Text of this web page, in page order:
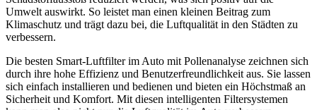
Umwelt auswirkt. So leistet man einen kleinen Beitrag zum
Klimaschutz und trägt dazu bei, die Luftqualität in den Städten zu
verbessern.
Die besten Smart-Luftfilter im Auto mit Pollenanalyse zeichnen sich
durch ihre hohe Effizienz und Benutzerfreundlichkeit aus. Sie lassen
sich einfach installieren und bedienen und bieten ein Höchstmaß an
Sicherheit und Komfort. Mit diesen intelligenten Filtersystemen